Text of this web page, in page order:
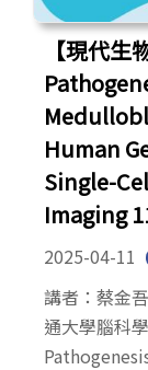
【現代
Human
Single-
Imaging
2025-04-11
講者：蔡金
通大學腦科